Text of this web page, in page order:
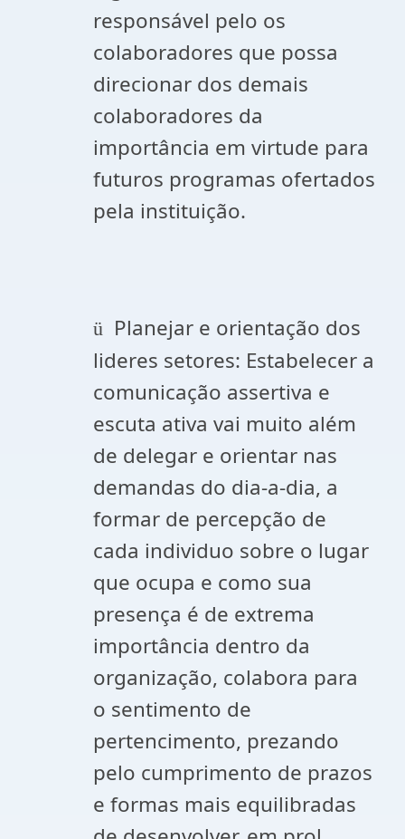
responsável pelo os
colaboradores que possa
direcionar dos demais
colaboradores da
importância em virtude para
futuros programas ofertados
pela instituição.
ü Planejar e orientação dos
lideres setores: Estabelecer a
comunicação assertiva e
escuta ativa vai muito além
de delegar e orientar nas
demandas do dia-a-dia, a
formar de percepção de
cada individuo sobre o lugar
que ocupa e como sua
presença é de extrema
importância dentro da
organização, colabora para
o sentimento de
pertencimento, prezando
pelo cumprimento de prazos
e formas mais equilibradas